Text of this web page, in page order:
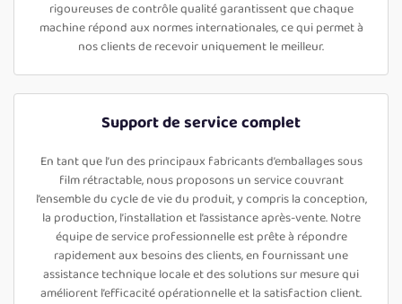
rigoureuses de contrôle qualité garantissent que chaque
machine répond aux normes internationales, ce qui permet à
nos clients de recevoir uniquement le meilleur.
Support de service complet
En tant que l’un des principaux fabricants d’emballages sous
film rétractable, nous proposons un service couvrant
l’ensemble du cycle de vie du produit, y compris la conception,
la production, l’installation et l’assistance après-vente. Notre
équipe de service professionnelle est prête à répondre
rapidement aux besoins des clients, en fournissant une
assistance technique locale et des solutions sur mesure qui
améliorent l’efficacité opérationnelle et la satisfaction client.